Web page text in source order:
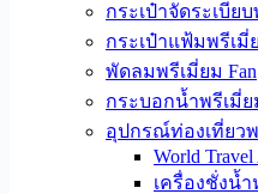
กระเป๋าจัดระเบียบ
กระเป๋าแฟ้มพรีเมี่
พัดลมพรีเมี่ยม Fan
กระบอกน้ำพรีเมี่ย
อุปกรณ์ท่องเที่ยว
World Travel
เครื่องชั่งน้